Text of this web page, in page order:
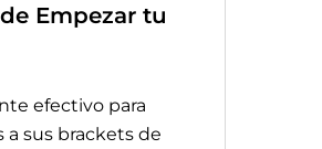
Empezar tu
efectivo para
a sus brackets de